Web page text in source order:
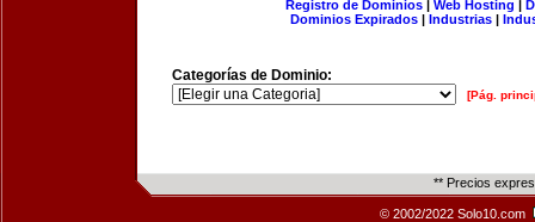
Registro de Dominios| Web Hosting |
Dominios Expirados | Industrias |
Categorías de Dominio:
[Pág.
** Precios
© 2002/2022 Solo10.com